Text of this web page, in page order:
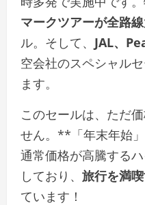
マークツアーが全路
ル。そして、 JAL、
空会社のスペシャル
ます。
このセールは、ただ
せん。**「年末年始
通常価格が高騰する
しており、 旅行を満
ています！